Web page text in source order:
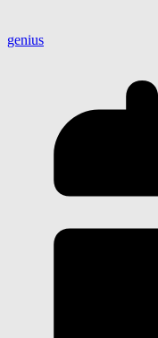
genius